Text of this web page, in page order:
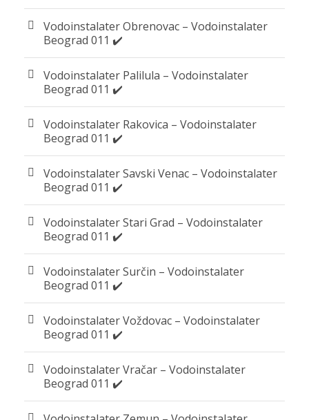
Vodoinstalater Obrenovac – Vodoinstalater
Beograd 011 ✔️
Vodoinstalater Palilula – Vodoinstalater
Beograd 011 ✔️
Vodoinstalater Rakovica – Vodoinstalater
Beograd 011 ✔️
Vodoinstalater Savski Venac – Vodoinstalater
Beograd 011 ✔️
Vodoinstalater Stari Grad – Vodoinstalater
Beograd 011 ✔️
Vodoinstalater Surčin – Vodoinstalater
Beograd 011 ✔️
Vodoinstalater Voždovac – Vodoinstalater
Beograd 011 ✔️
Vodoinstalater Vračar – Vodoinstalater
Beograd 011 ✔️